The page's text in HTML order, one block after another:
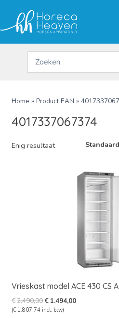
inhoud
Home » Product EAN »
4017337067374
Enig resultaat
Vrieskast model ACE 430 CS
€2.490,00Oorspronkelijke
prijs
€ 1.494,00Huidige
(€ 1.807,74 incl. btw)